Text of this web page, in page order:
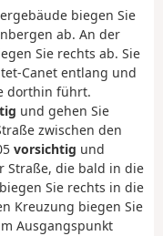
biegen Sie
ab. An der
Sie rechts ab. Sie
Canet entlang und
dorthin führt.
und gehen Sie
zwischen den
vorsichtig und
Straße, die bald in die
Sie rechts in die
Kreuzung biegen Sie
Ausgangspunkt